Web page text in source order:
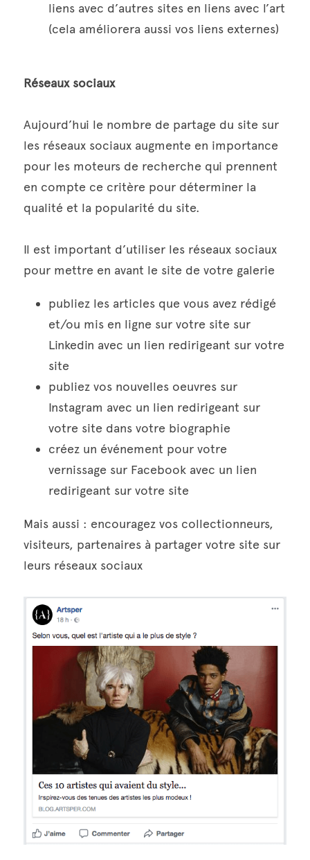
liens avec d’autres sites en liens avec l’art
(cela améliorera aussi vos liens externes)
Réseaux sociaux
Aujourd’hui le nombre de partage du site sur
les réseaux sociaux augmente en importance
pour les moteurs de recherche qui prennent
en compte ce critère pour déterminer la
qualité et la popularité du site.
Il est important d’utiliser les réseaux sociaux
pour mettre en avant le site de votre galerie
publiez les articles que vous avez rédigé
et/ou mis en ligne sur votre site sur
Linkedin avec un lien redirigeant sur votre
site
publiez vos nouvelles oeuvres sur
Instagram avec un lien redirigeant sur
votre site dans votre biographie
créez un événement pour votre
vernissage sur Facebook avec un lien
redirigeant sur votre site
Mais aussi : encouragez vos collectionneurs,
visiteurs, partenaires à partager votre site sur
leurs réseaux sociaux